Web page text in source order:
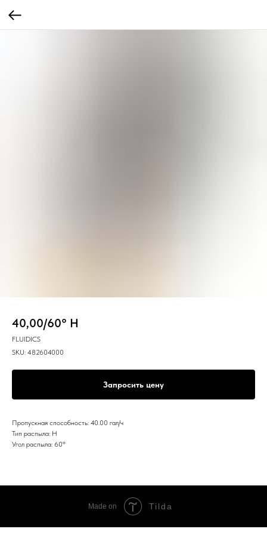
40,00/60° H
FLUIDICS
SKU: 482604000
Запросить цену
Пропускная способность: 40.00 гал/ч
Тип распыла: H
Угол распыла: 60º
Made on Tilda